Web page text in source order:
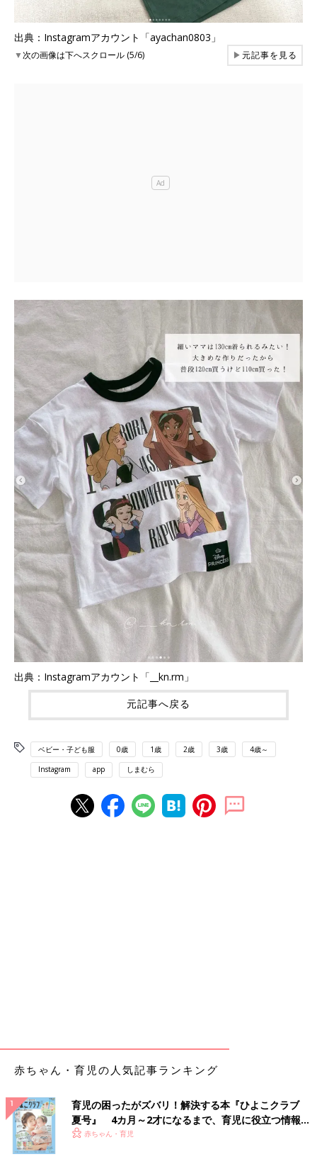
出典：Instagramアカウント「ayachan0803」
▼次の画像は下へスクロール (5/6) ▶元記事を見る
出典：Instagramアカウント「__kn.rm」
元記事へ戻る
ベビー・子ども服 0歳 1歳 2歳 3歳 4歳～
Instagram app しまむら
赤ちゃん・育児の人気記事ランキング
育児の困ったがズバリ！解決する本『ひよこクラブ
夏号』 4カ月～2才になるまで、育児に役立つ情報が
いっぱい！
赤ちゃん・育児